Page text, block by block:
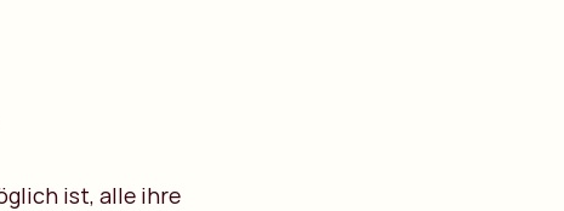
ist, alle ihre